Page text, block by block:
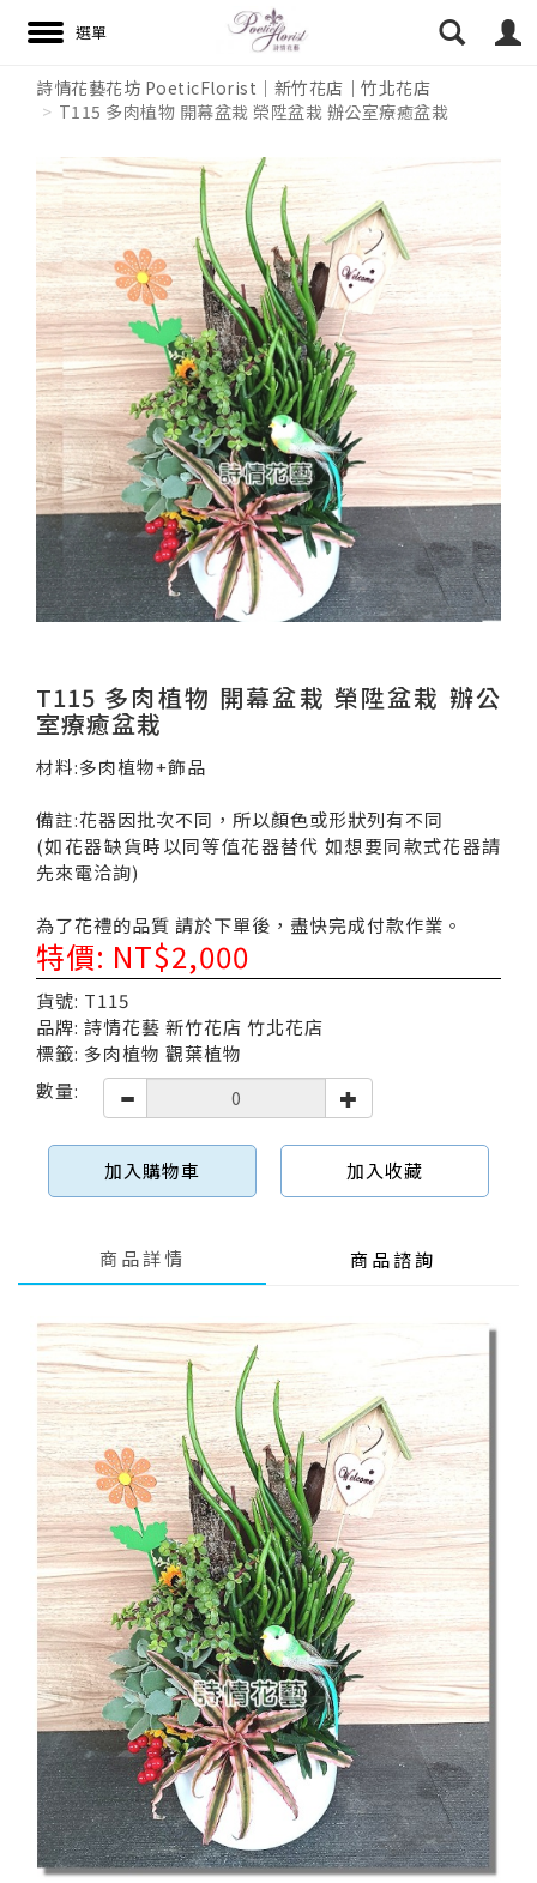
詩情花藝花坊 PoeticFlorist｜新竹花店｜竹北花店
T115 多肉植物 開幕盆栽 榮陞盆栽 辦公室療癒盆栽
T115 多肉植物 開幕盆栽 榮陞盆栽 辦公
室療癒盆栽
材料:多肉植物+飾品
備註:花器因批次不同，所以顏色或形狀列有不同
(如花器缺貨時以同等值花器替代 如想要同款式花器請
先來電洽詢)
為了花禮的品質 請於下單後，盡快完成付款作業。
特價: NT$2,000
貨號: T115
品牌: 詩情花藝 新竹花店 竹北花店
標籤: 多肉植物 觀葉植物
數量:
加入購物車 加入收藏
商品詳情 商品諮詢